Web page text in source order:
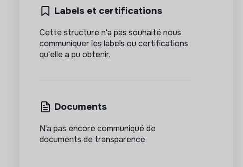
Labels et certifications
Cette structure n'a pas souhaité nous
communiquer les labels ou certifications
qu'elle a pu obtenir.
Documents
N'a pas encore communiqué de
documents de transparence